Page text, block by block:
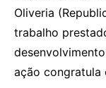
Oliveria
trabalho
ação congratula